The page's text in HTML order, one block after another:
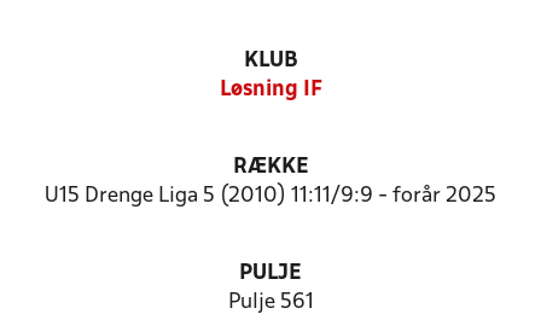
KLUB
Løsning IF
RÆKKE
U15 Drenge Liga 5 (2010) 11:11/9:9 - forår 2025
PULJE
Pulje 561